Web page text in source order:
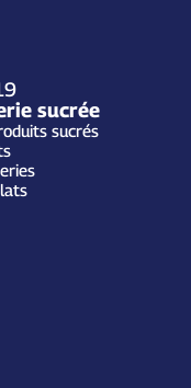
sucrée
sucrés